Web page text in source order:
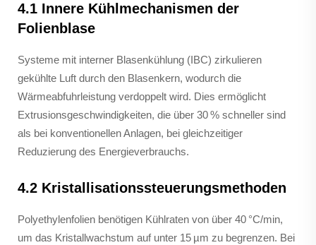
4.1 Innere Kühlmechanismen der
Folienblase
Systeme mit interner Blasenkühlung (IBC) zirkulieren
gekühlte Luft durch den Blasenkern, wodurch die
Wärmeabfuhrleistung verdoppelt wird. Dies ermöglicht
Extrusionsgeschwindigkeiten, die über 30 % schneller sind
als bei konventionellen Anlagen, bei gleichzeitiger
Reduzierung des Energieverbrauchs.
4.2 Kristallisationssteuerungsmethoden
Polyethylenfolien benötigen Kühlraten von über 40 °C/min,
um das Kristallwachstum auf unter 15 µm zu begrenzen. Bei